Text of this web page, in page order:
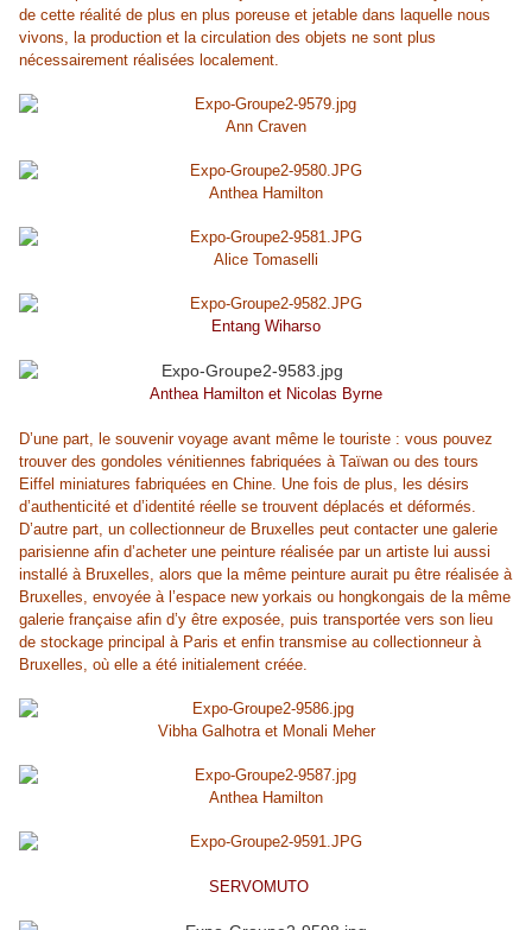
de cette réalité de plus en plus poreuse et jetable dans laquelle nous
vivons, la production et la circulation des objets ne sont plus
nécessairement réalisées localement.
Ann Craven
Anthea Hamilton
Alice Tomaselli
Entang Wiharso
Anthea Hamilton et Nicolas Byrne
D’une part, le souvenir voyage avant même le touriste : vous pouvez
trouver des gondoles vénitiennes fabriquées à Taïwan ou des tours
Eiffel miniatures fabriquées en Chine. Une fois de plus, les désirs
d’authenticité et d’identité réelle se trouvent déplacés et déformés.
D’autre part, un collectionneur de Bruxelles peut contacter une galerie
parisienne afin d’acheter une peinture réalisée par un artiste lui aussi
installé à Bruxelles, alors que la même peinture aurait pu être réalisée à
Bruxelles, envoyée à l’espace new yorkais ou hongkongais de la même
galerie française afin d’y être exposée, puis transportée vers son lieu
de stockage principal à Paris et enfin transmise au collectionneur à
Bruxelles, où elle a été initialement créée.
Vibha Galhotra et Monali Meher
Anthea Hamilton
SERVOMUTO